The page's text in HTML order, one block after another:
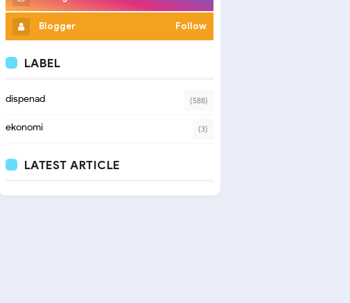
Blogger Follow
LABEL
dispenad (588)
ekonomi (3)
LATEST ARTICLE